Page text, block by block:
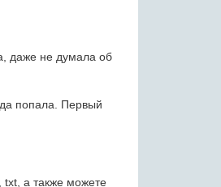
даже не думала об
попала. Первый
txt, а также можете